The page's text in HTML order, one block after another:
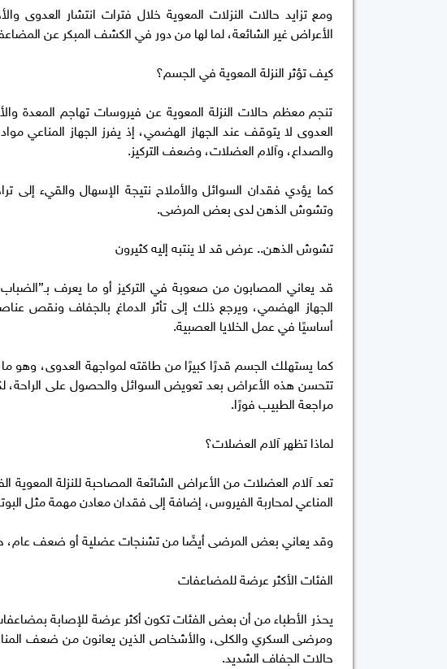
ومع تزايد حالات النزلات المعوية خلال فترات انتشار العدوى
الأعراض غير الشائعة، لما لها من دور في الكشف المبكر عن
كيف تؤثر النزلة المعوية في الجسم؟
تنجم معظم حالات النزلة المعوية عن فيروسات تهاجم المعدة
العدوى لا يتوقف عند الجهاز الهضمي، إذ يفرز الجهاز المناعي
والصداع، وآلام العضلات، وضعف التركيز.
كما يؤدي فقدان السوائل والأملاح نتيجة الإسهال والقيء إلى
وتشوش الذهن لدى بعض المرضى.
تشوش الذهن.. عرض قد لا ينتبه إليه كثيرون
قد يعاني المصابون من صعوبة في التركيز أو ما يعرف
الجهاز الهضمي، ويرجع ذلك إلى تأثر الدماغ بالجفاف ونقص
أساسيًا في عمل الخلايا العصبية.
كما يستهلك الجسم قدرًا كبيرًا من طاقته لمواجهة العدوى، وهو ما
تتحسن هذه الأعراض بعد تعويض السوائل والحصول على
مراجعة الطبيب فورًا.
لماذا تظهر آلام العضلات؟
تعد آلام العضلات من الأعراض الشائعة المصاحبة للنزلة المعوية
المناعي لمحاربة الفيروس، إضافة إلى فقدان معادن مهمة مثل
وقد يعاني بعض المرضى أيضًا من تشنجات عضلية أو ضعف عام،
الفئات الأكثر عرضة للمضاعفات
يحذر الأطباء من أن بعض الفئات تكون أكثر عرضة للإصابة
ومرضى السكري والكلى، والأشخاص الذين يعانون من ضعف
حالات الجفاف الشديد.